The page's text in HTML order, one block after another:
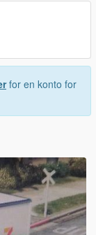
for en konto for